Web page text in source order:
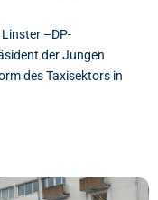
Linster –DP-
der Jungen
des Taxisektors in